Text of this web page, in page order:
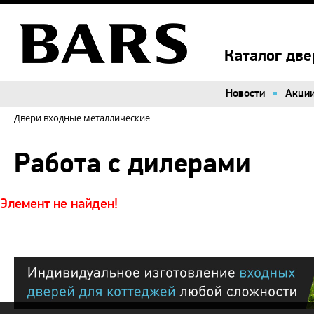
Каталог
Новости
Двери входные металлические
Работа с дилерами
Элемент не найден!